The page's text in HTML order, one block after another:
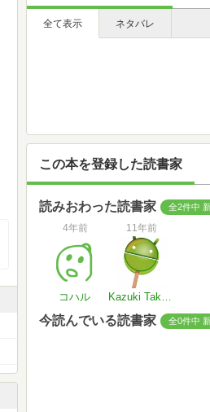
全て表示 ネタバレ
この本を登録した読書家
読みおわった読書家 全2件中
4年前
コハル
11年前
Kazuki Takayama
今読んでいる読書家 全0件中